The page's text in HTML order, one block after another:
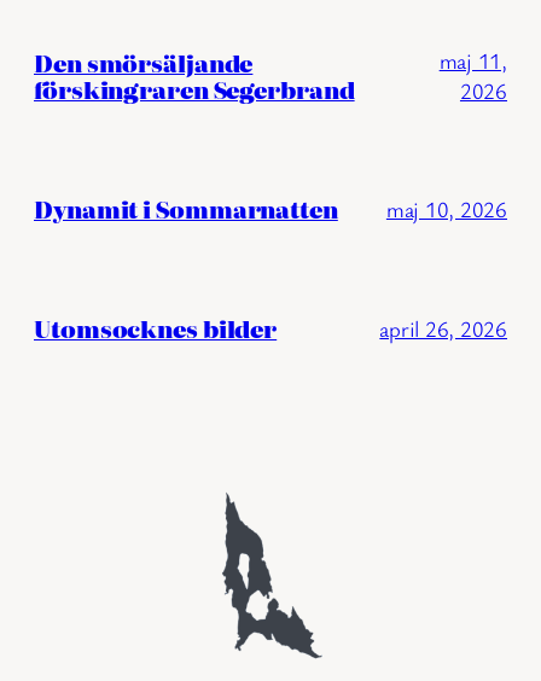
Den smörsäljande
förskingraren Segerbrand
maj 11,
2026
Dynamit i Sommarnatten maj 10, 2026
Utomsocknes bilder april 26, 2026